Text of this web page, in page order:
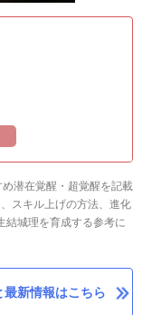
潜在覚醒・超覚醒を記載
スキル上げの方法、進化
結城理を育成する参考に
新情報はこちら